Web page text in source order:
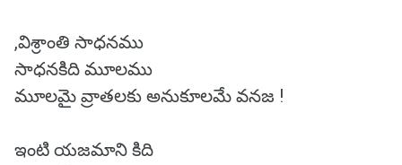
,విశ్రాంతి సాధనము
సాధనకిది మూలము
మూలమై వ్రాతలకు అనుకూలమే వనజ !
ఇంటి యజమాని కిది